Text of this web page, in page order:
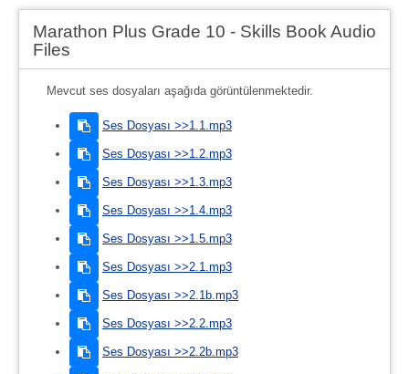
Marathon Plus Grade 10 - Skills Book Audio
Files
Mevcut ses dosyaları aşağıda görüntülenmektedir.
Ses Dosyası >>1.1.mp3
Ses Dosyası >>1.2.mp3
Ses Dosyası >>1.3.mp3
Ses Dosyası >>1.4.mp3
Ses Dosyası >>1.5.mp3
Ses Dosyası >>2.1.mp3
Ses Dosyası >>2.1b.mp3
Ses Dosyası >>2.2.mp3
Ses Dosyası >>2.2b.mp3